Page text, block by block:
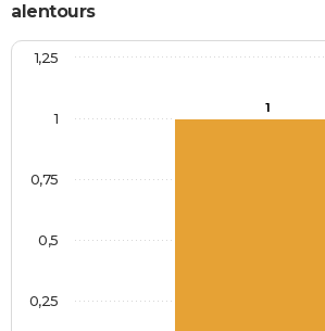
alentours
1
0,25
0,5
0,75
1
1,25